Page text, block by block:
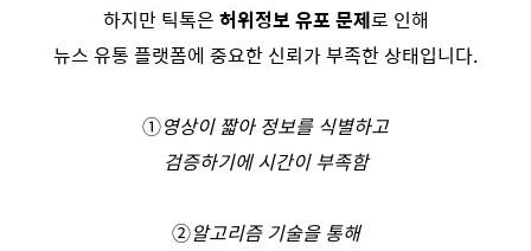
하지만 틱톡은 허위정보 유포 문제로 인해
뉴스 유통 플랫폼에 중요한 신뢰가 부족한 상태입니다.
➀영상이 짧아 정보를 식별하고
검증하기에 시간이 부족함
➁알고리즘 기술을 통해